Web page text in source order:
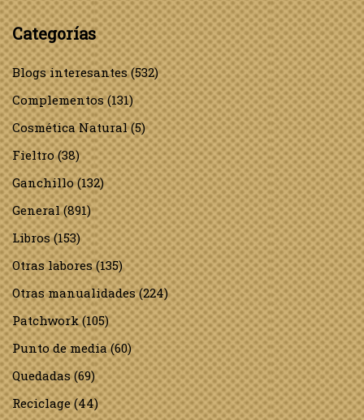
Categorías
Blogs interesantes(532)
Complementos(131)
Cosmética Natural(5)
Fieltro(38)
Ganchillo(132)
General(891)
Libros(153)
Otras labores(135)
Otras manualidades(224)
Patchwork(105)
Punto de media(60)
Quedadas(69)
Reciclage(44)